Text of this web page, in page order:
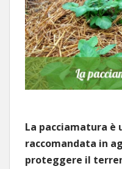
La pacciamatura è
raccomandata in
proteggere il